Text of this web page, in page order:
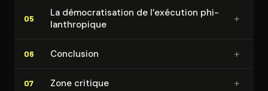
05
La dé­mo­cra­ti­sa­tion de l’exécution phi­
lan­thro­pique
+
06 Conclusion +
07 Zone critique +